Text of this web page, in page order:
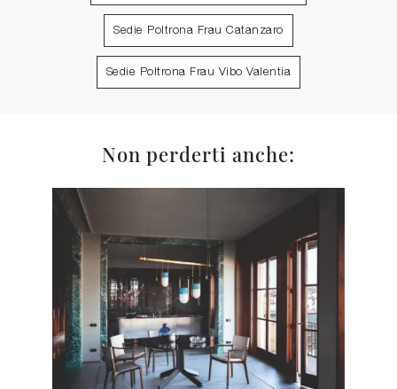
Sedie Poltrona Frau Catanzaro
Sedie Poltrona Frau Vibo Valentia
Non perderti anche: